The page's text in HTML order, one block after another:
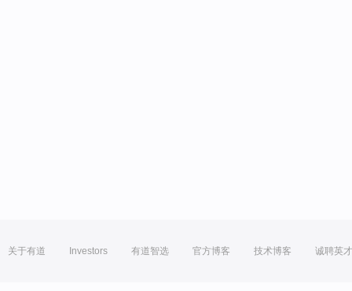
关于有道 Investors 有道智选 官方博客 技术博客 诚聘英才